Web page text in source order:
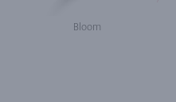
Bloom